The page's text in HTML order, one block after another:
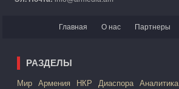
Главная О нас Партнеры
РАЗДЕЛЫ
Mир Армения НКР Диаспора Аналитика